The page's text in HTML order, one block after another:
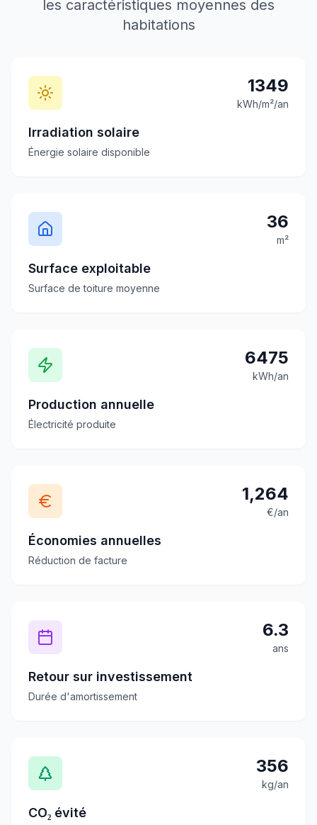
les caractéristiques moyennes des
habitations
1349
kWh/m²/an
Irradiation solaire
Énergie solaire disponible
36
m²
Surface exploitable
Surface de toiture moyenne
6475
kWh/an
Production annuelle
Électricité produite
1,264
€/an
Économies annuelles
Réduction de facture
6.3
ans
Retour sur investissement
Durée d'amortissement
356
kg/an
CO₂ évité